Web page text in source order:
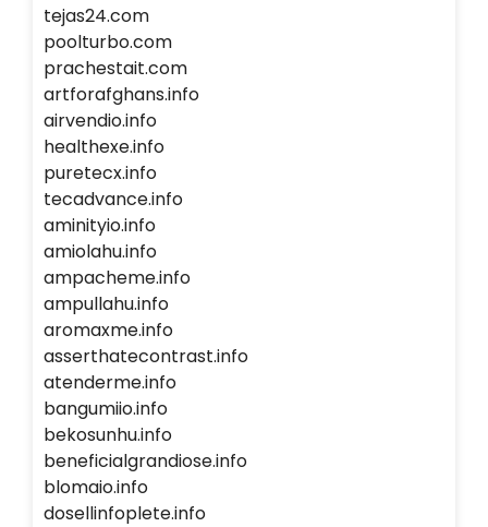
tejas24.com
poolturbo.com
prachestait.com
artforafghans.info
airvendio.info
healthexe.info
puretecx.info
tecadvance.info
aminityio.info
amiolahu.info
ampacheme.info
ampullahu.info
aromaxme.info
asserthatecontrast.info
atenderme.info
bangumiio.info
bekosunhu.info
beneficialgrandiose.info
blomaio.info
dosellinfoplete.info